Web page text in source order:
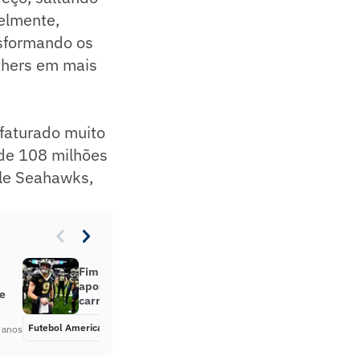
os
em mais
muito
108 milhões
Seahawks,
Fim da linha! Drew Brees opta pela
aposentadoria e encerra uma das
carreiras mais impactantes na NFL
Futebol Americano